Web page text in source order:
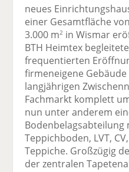
neues
einer Gesamtfläche von
3.000 m2 in Wismar
BTH Heimtex
frequentierten
firmeneigene
langjährigen
Fachmarkt komplett
nun unter anderem
Bodenbelagsabteilung
Teppichboden, LVT,
Teppiche. Großzügig
der zentralen